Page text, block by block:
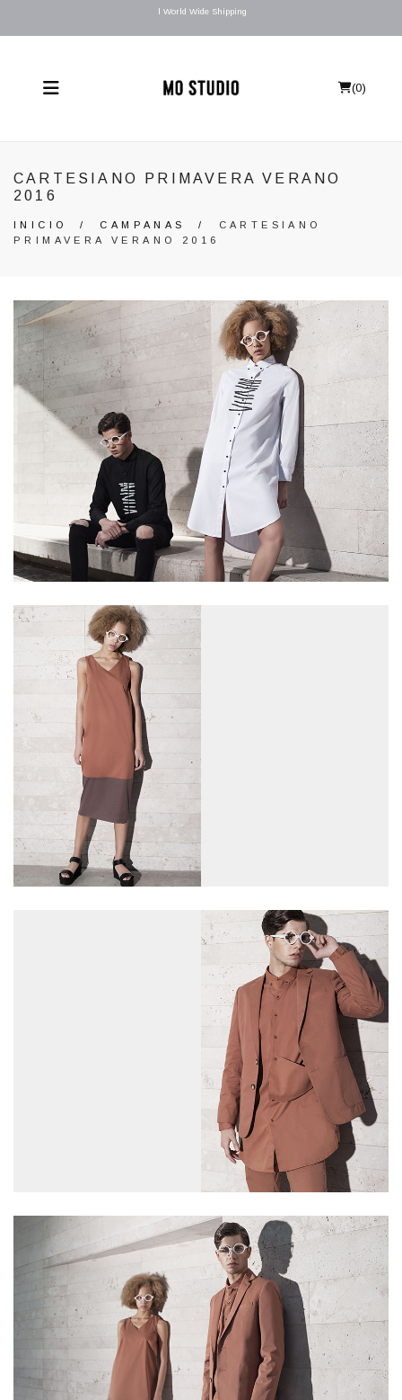
l World Wide Shipping
(0)
CARTESIANO PRIMAVERA VERANO
2016
INICIO / CAMPANAS /
CARTESIANO
PRIMAVERA VERANO 2016